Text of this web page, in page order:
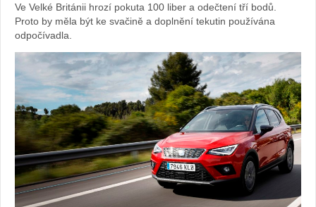
Ve Velké Británii hrozí pokuta 100 liber a odečtení tří bodů.
Proto by měla být ke svačině a doplnění tekutin používána
odpočívadla.